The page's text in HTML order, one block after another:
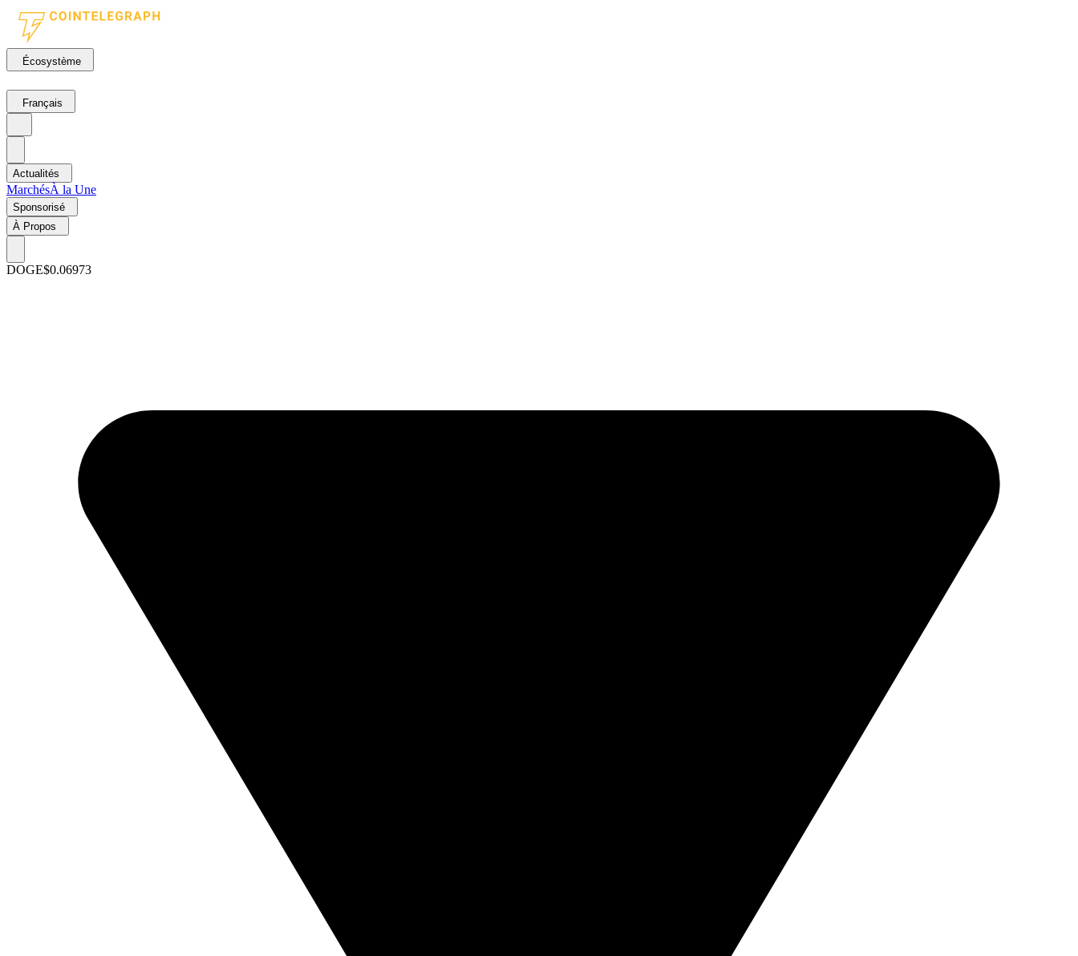
Écosystème
Français
Actualités
MarchésÀ la Une
Sponsorisé
À Propos
DOGE$0.06973